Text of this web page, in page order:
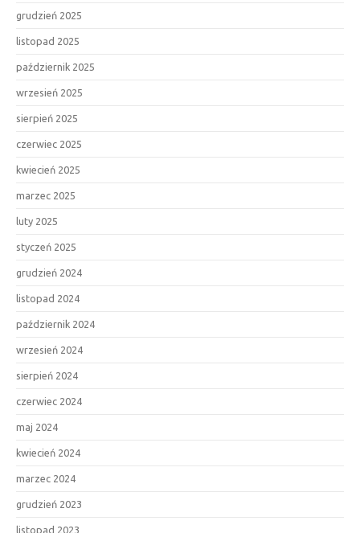
grudzień 2025
listopad 2025
październik 2025
wrzesień 2025
sierpień 2025
czerwiec 2025
kwiecień 2025
marzec 2025
luty 2025
styczeń 2025
grudzień 2024
listopad 2024
październik 2024
wrzesień 2024
sierpień 2024
czerwiec 2024
maj 2024
kwiecień 2024
marzec 2024
grudzień 2023
listopad 2023